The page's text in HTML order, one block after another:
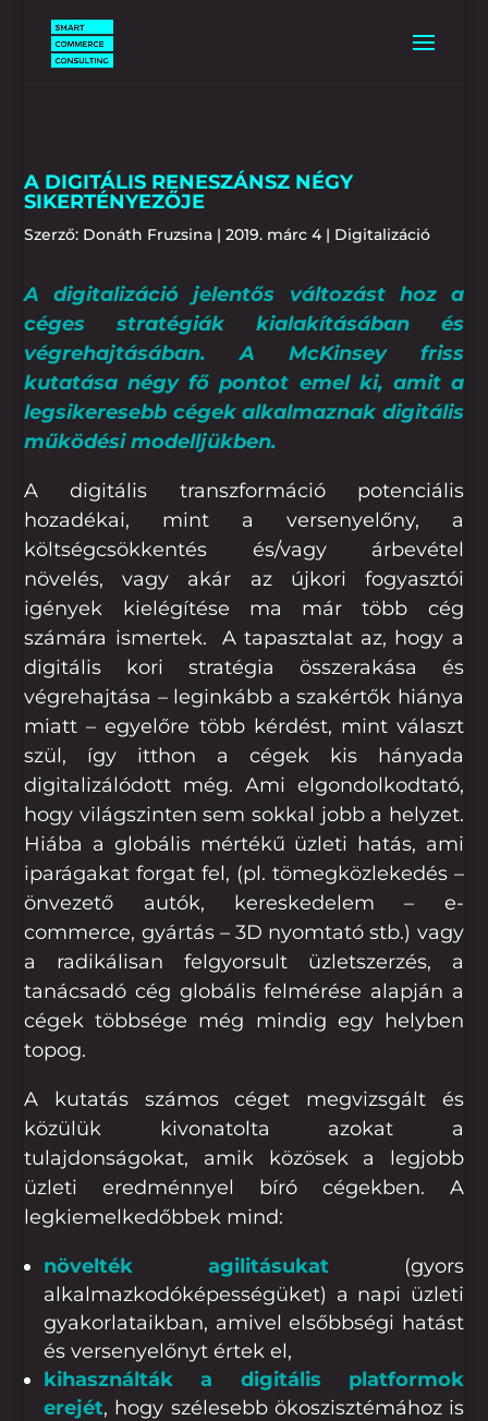
A DIGITÁLIS RENESZÁNSZ NÉGY
SIKERTÉNYEZŐJE
Szerző: Donáth Fruzsina |2019. márc 4| Digitalizáció
A digitalizáció jelentős változást hoz a
céges stratégiák kialakításában és
végrehajtásában. A McKinsey friss
kutatása négy fő pontot emel ki, amit a
legsikeresebb cégek alkalmaznak digitális
működési modelljükben.
A digitális transzformáció potenciális
hozadékai, mint a versenyelőny, a
költségcsökkentés és/vagy árbevétel
növelés, vagy akár az újkori fogyasztói
igények kielégítése ma már több cég
számára ismertek. A tapasztalat az, hogy a
digitális kori stratégia összerakása és
végrehajtása – leginkább a szakértők hiánya
miatt – egyelőre több kérdést, mint választ
szül, így itthon a cégek kis hányada
digitalizálódott még. Ami elgondolkodtató,
hogy világszinten sem sokkal jobb a helyzet.
Hiába a globális mértékű üzleti hatás, ami
iparágakat forgat fel, (pl. tömegközlekedés –
önvezető autók, kereskedelem – e-
commerce, gyártás – 3D nyomtató stb.) vagy
a radikálisan felgyorsult üzletszerzés, a
tanácsadó cég globális felmérése alapján a
cégek többsége még mindig egy helyben
topog.
A kutatás számos céget megvizsgált és
közülük kivonatolta azokat a
tulajdonságokat, amik közösek a legjobb
üzleti eredménnyel bíró cégekben. A
legkiemelkedőbbek mind:
növelték agilitásukat (gyors
alkalmazkodóképességüket) a napi üzleti
gyakorlataikban, amivel elsőbbségi hatást
és versenyelőnyt értek el,
kihasználták a digitális platformok
erejét, hogy szélesebb ökoszisztémához is